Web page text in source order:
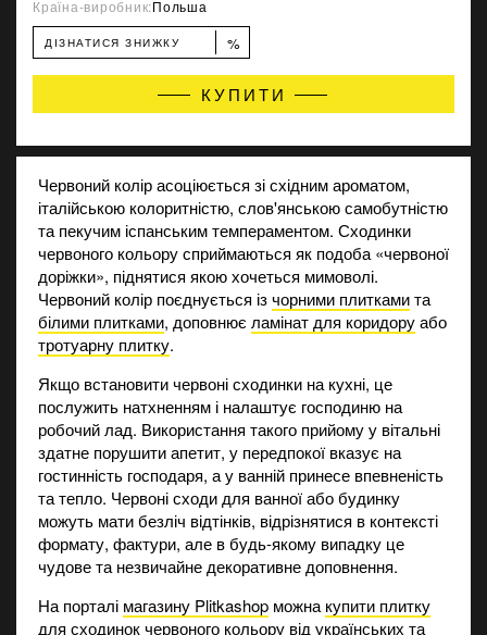
Країна-виробник:Польша
ДІЗНАТИСЯ ЗНИЖКУ %
КУПИТИ
Червоний колір асоціюється зі східним ароматом,
італійською колоритністю, слов'янською самобутністю
та пекучим іспанським темпераментом. Сходинки
червоного кольору сприймаються як подоба «червоної
доріжки», піднятися якою хочеться мимоволі.
Червоний колір поєднується ізчорними плиткамита
білими плитками, доповнює ламінат для коридоруабо
тротуарну плитку.
Якщо встановити червоні сходинки на кухні, це
послужить натхненням і налаштує господиню на
робочий лад. Використання такого прийому у вітальні
здатне порушити апетит, у передпокої вказує на
гостинність господаря, а у ванній принесе впевненість
та тепло. Червоні сходи для ванної або будинку
можуть мати безліч відтінків, відрізнятися в контексті
формату, фактури, але в будь-якому випадку це
чудове та незвичайне декоративне доповнення.
На порталі магазину Plitkashop можна купити плитку
для сходинок червоного кольору від українських та